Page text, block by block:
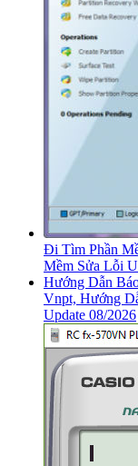
Đi Tìm Phần
Mềm Sửa Lỗi
Hướng Dẫn
Vnpt, Hướng
Update 08/2026